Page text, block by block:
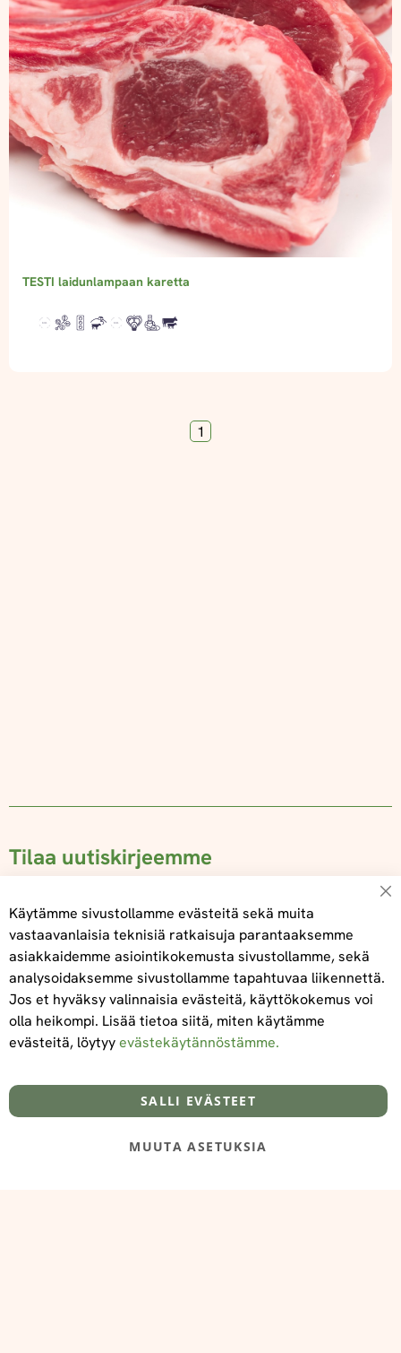
TESTI laidunlampaan karetta
1
Tilaa uutiskirjeemme
Tilaa
Tietoa meistä
@‌2025 FooDeliDoo
Toimitus- ja maksuehdot
Käytämme sivustollamme evästeitä sekä muita
vastaavanlaisia teknisiä ratkaisuja parantaaksemme
asiakkaidemme asiointikokemusta sivustollamme, sekä
analysoidaksemme sivustollamme tapahtuvaa liikennettä.
Jos et hyväksy valinnaisia evästeitä, käyttökokemus voi
olla heikompi. Lisää tietoa siitä, miten käytämme
evästeitä, löytyyevästekäytännöstämme.
SALLI EVÄSTEET
MUUTA ASETUKSIA